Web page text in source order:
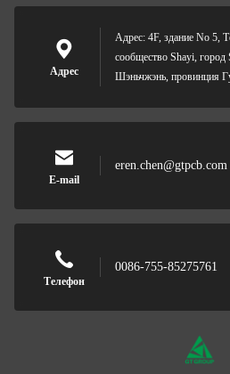
Адрес
Адрес: 4F, здание No 5,
сообщество Shayi, город
Шэньчжэнь, провинция
E-mail
eren.chen@gtpcb.com
Телефон
0086-755-85275761